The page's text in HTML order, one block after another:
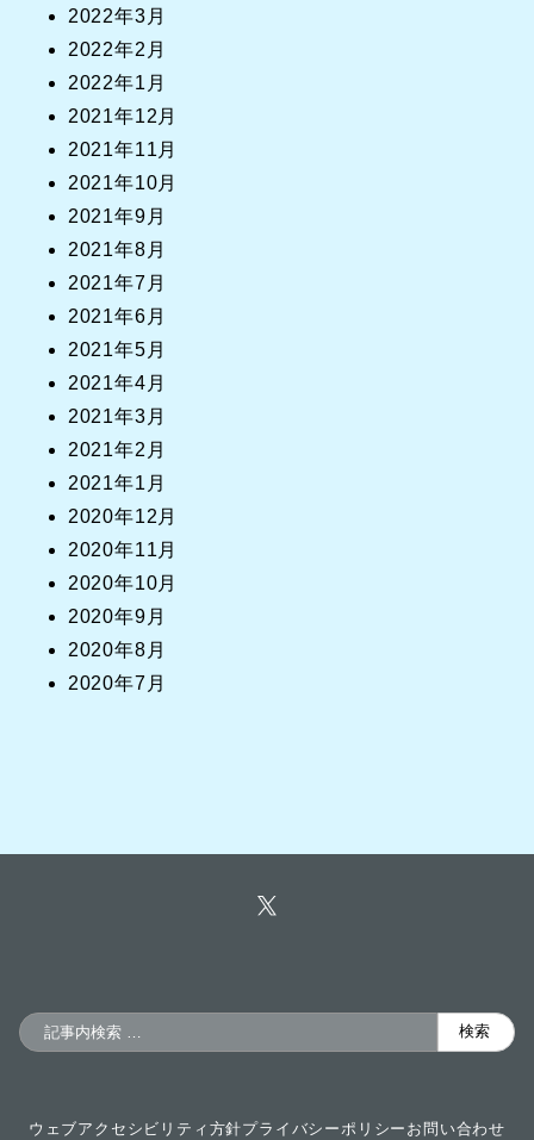
2022年3月
2022年2月
2022年1月
2021年12月
2021年11月
2021年10月
2021年9月
2021年8月
2021年7月
2021年6月
2021年5月
2021年4月
2021年3月
2021年2月
2021年1月
2020年12月
2020年11月
2020年10月
2020年9月
2020年8月
2020年7月
検
検索
ウェブアクセシビリティ方針プライバシーポリシー お問い合わせ